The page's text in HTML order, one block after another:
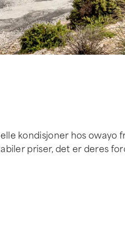
kondisjoner hos owayo
priser, det er deres